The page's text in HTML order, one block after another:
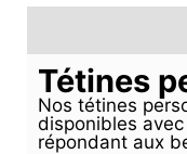
Tétines
Nos tétines
disponibles
répondant aux